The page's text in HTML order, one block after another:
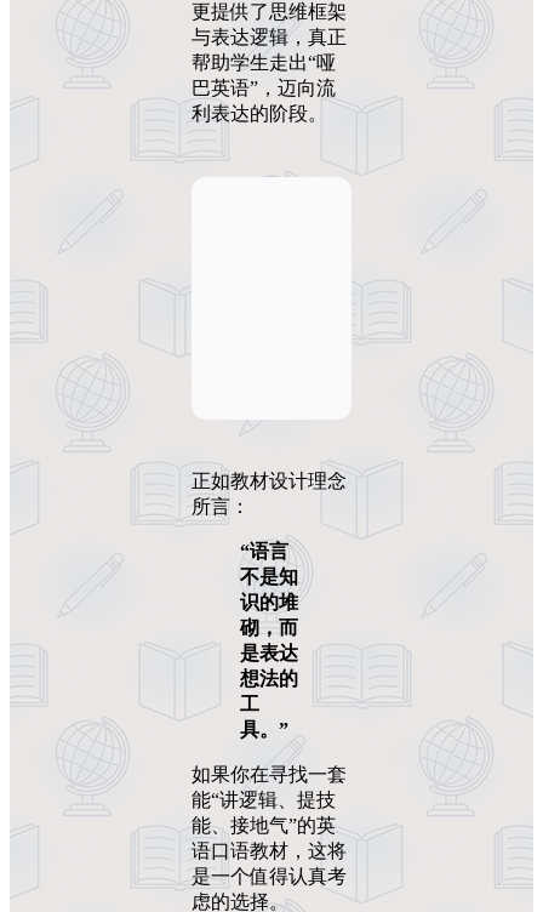
更提供了思维框架
与表达逻辑，真正
帮助学生走出“哑
巴英语”，迈向流
利表达的阶段。
正如教材设计理念
所言：
“语言
不是知
识的堆
砌，而
是表达
想法的
工
具。”
如果你在寻找一套
能“讲逻辑、提技
能、接地气”的英
语口语教材，这将
是一个值得认真考
虑的选择。